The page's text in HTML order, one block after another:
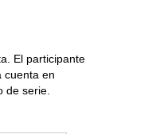
El participante
cuenta en
de serie.